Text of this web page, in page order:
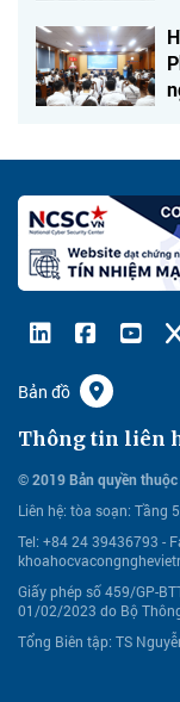
Bản đồ
Thông tin liên
© 2019 Bản quyền thuộc
Liên hệ: tòa soạn: Tầng
Tel: +84 24 39436793 -
Giấy phép số 459/GP-
01/02/2023 do Bộ
Tổng Biên tập: TS